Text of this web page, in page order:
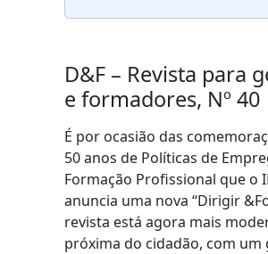
D&F – Revista para
e formadores, Nº 40
É por ocasião das
50 anos de Políticas de
Formação Profissional que o
anuncia uma nova “Dirigir
revista está agora mais
próxima do cidadão, com um